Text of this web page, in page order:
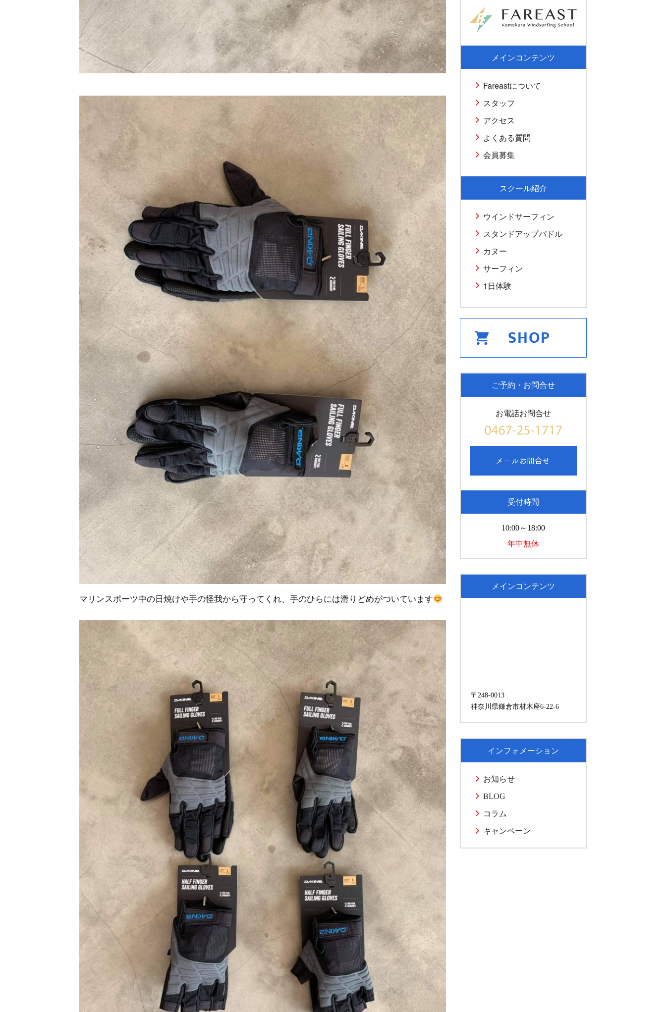
マリンスポーツ中の日焼けや手の怪我から守ってくれ、手のひらには滑りどめがついています
メインコンテンツ
Fareastについて
スタッフ
アクセス
よくある質問
会員募集
スクール紹介
ウインドサーフィン
スタンドアップパドル
カヌー
サーフィン
1日体験
ご予約・お問合せ
お電話お問合せ
受付時間
10:00～18:00
年中無休
メインコンテンツ
〒248-0013
神奈川県鎌倉市材木座6-22-6
インフォメーション
お知らせ
BLOG
コラム
キャンペーン